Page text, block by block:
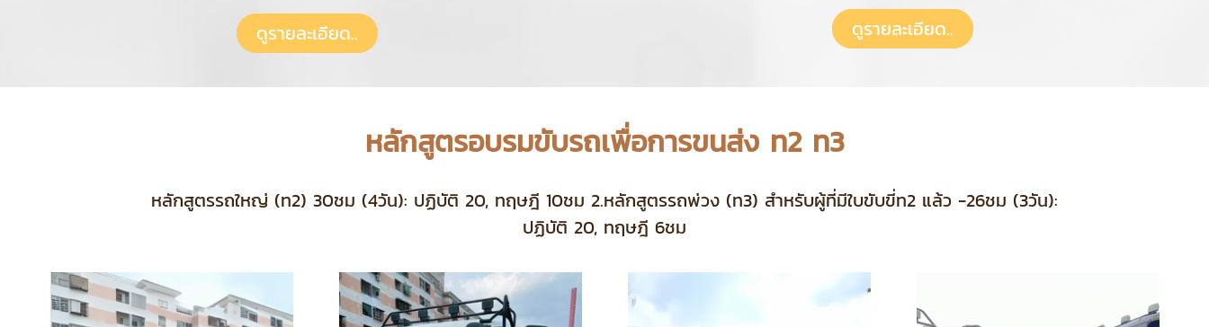
ดูรายละเอียด..
ดูรายละเอียด..
หลักสูตรอบรมขับรถเพื่อการขนส่ง ท2 ท3
หลักสูตรรถใหญ่ (ท2) 30ชม (4วัน): ปฏิบัติ 20, ทฤษฎี 10ชม 2.หลักสูตรรถพ่วง (ท3) สำหรับผู้ที่มีใบขับขี่ท2 แล้ว -26ชม (3วัน):
ปฏิบัติ 20, ทฤษฎี 6ชม